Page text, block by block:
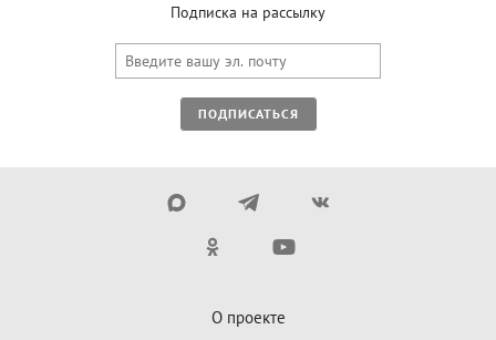
Подписка на рассылку
ПОДПИСАТЬСЯ
О проекте